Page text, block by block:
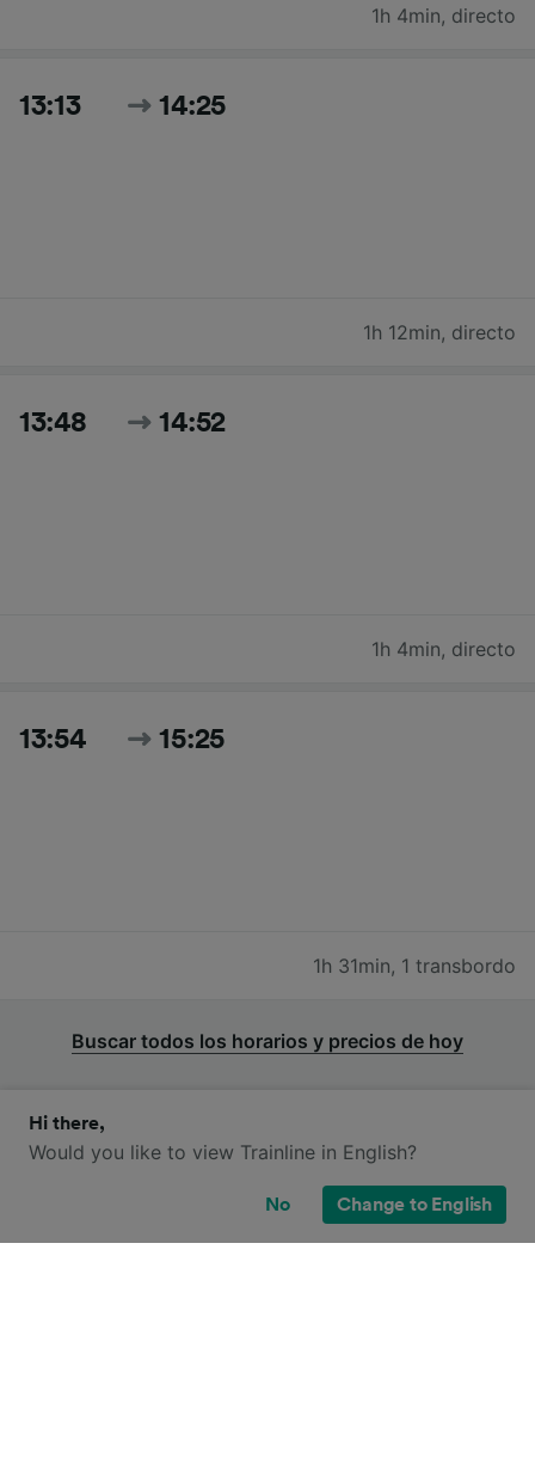
1h 4min, directo
13:13 14:25
1h 12min, directo
13:48 14:52
1h 4min, directo
13:54 15:25
1h 31min, 1 transbordo
Buscar todos los horarios y precios de hoy
¿Cómo reservar billetes de tren
baratos de Dresde a Chemnitz?
Hi there,
Would you like to view Trainline in English?
No Change to English